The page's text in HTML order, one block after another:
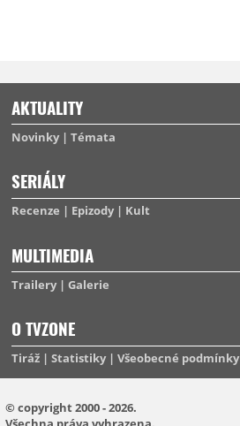
AKTUALITY
Novinky Témata
SERIÁLY
Recenze Epizody Kult
MULTIMEDIA
Trailery Galerie
O TVZONE
Tiráž Statistiky Všeobecné podmínky
© copyright 2000 - 2026.